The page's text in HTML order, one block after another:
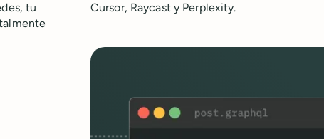
tu
Cursor, Raycast y Perplexity.